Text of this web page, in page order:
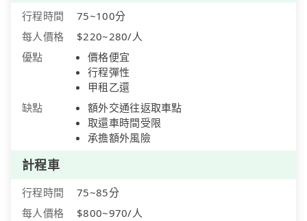
行程時間
75~100分
每人價格
$220~280/人
優點
價格便宜
行程彈性
甲租乙還
缺點
額外交通往返取車點
取還車時間受限
承擔額外風險
計程車
行程時間
75~85分
每人價格
$800~970/人